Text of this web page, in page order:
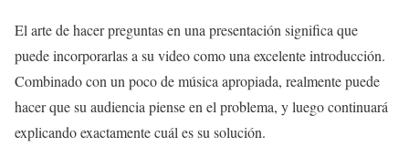
El arte de hacer preguntas en una presentación significa que
puede incorporarlas a su video como una excelente introducción.
Combinado con un poco de música apropiada, realmente puede
hacer que su audiencia piense en el problema, y luego continuará
explicando exactamente cuál es su solución.